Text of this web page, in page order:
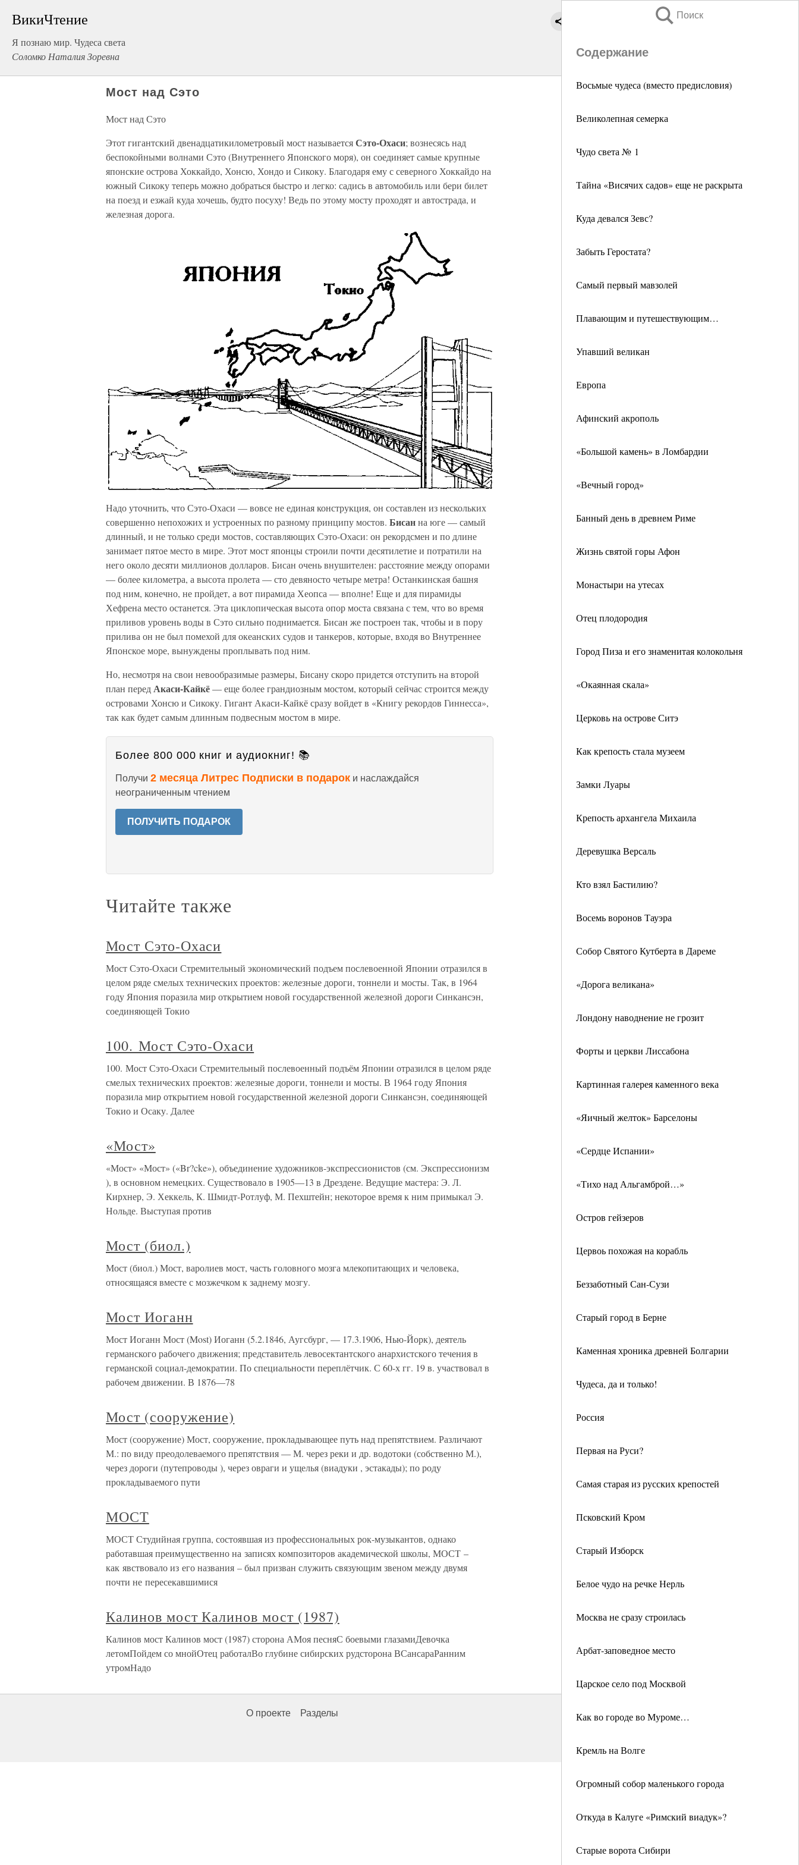
ВикиЧтение
Я познаю мир. Чудеса света
Соломко Наталия Зоревна
Поиск
Содержание
Восьмые чудеса (вместо предисловия)
Великолепная семерка
Чудо света № 1
Тайна «Висячих садов» еще не раскрыта
Куда девался Зевс?
Забыть Геростата?
Самый первый мавзолей
Плавающим и путешествующим…
Упавший великан
Европа
Афинский акрополь
«Большой камень» в Ломбардии
«Вечный город»
Банный день в древнем Риме
Жизнь святой горы Афон
Монастыри на утесах
Отец плодородия
Город Пиза и его знаменитая колокольня
«Окаянная скала»
Церковь на острове Ситэ
Как крепость стала музеем
Замки Луары
Крепость архангела Михаила
Деревушка Версаль
Кто взял Бастилию?
Восемь воронов Тауэра
Собор Святого Кутберта в Дареме
«Дорога великана»
Лондону наводнение не грозит
Форты и церкви Лиссабона
Картинная галерея каменного века
«Яичный желток» Барселоны
«Сердце Испании»
«Тихо над Альгамброй…»
Остров гейзеров
Цервоь похожая на корабль
Беззаботный Сан-Сузи
Старый город в Берне
Каменная хроника древней Болгарии
Чудеса, да и только!
Россия
Первая на Руси?
Самая старая из русских крепостей
Псковский Кром
Старый Изборск
Белое чудо на речке Нерль
Москва не сразу строилась
Арбат-заповедное место
Царское село под Москвой
Как во городе во Муроме…
Кремль на Волге
Огромный собор маленького города
Откуда в Калуге «Римский виадук»?
Старые ворота Сибири
Мост над Сэто
Мост над Сэто
Этот гигантский двенадцатикилометровый мост называетсяСэто-Охаси; вознесясь над
беспокойными волнами Сэто (Внутреннего Японского моря), он соединяет самые крупные
японские острова Хоккайдо, Хонсю, Хондо и Сикоку. Благодаря ему с северного Хоккайдо на
южный Сикоку теперь можно добраться быстро и легко: садись в автомобиль или бери билет
на поезд и езжай куда хочешь, будто посуху! Ведь по этому мосту проходят и автострада, и
железная дорога.
Надо уточнить, что Сэто-Охаси — вовсе не единая конструкция, он составлен из нескольких
совершенно непохожих и устроенных по разному принципу мостов. Бисанна юге — самый
длинный, и не только среди мостов, составляющих Сэто-Охаси: он рекордсмен и по длине
занимает пятое место в мире. Этот мост японцы строили почти десятилетие и потратили на
него около десяти миллионов долларов. Бисан очень внушителен: расстояние между опорами
— более километра, а высота пролета — сто девяносто четыре метра! Останкинская башня
под ним, конечно, не пройдет, а вот пирамида Хеопса — вполне! Еще и для пирамиды
Хефрена место останется. Эта циклопическая высота опор моста связана с тем, что во время
приливов уровень воды в Сэто сильно поднимается. Бисан же построен так, чтобы и в пору
прилива он не был помехой для океанских судов и танкеров, которые, входя во Внутреннее
Японское море, вынуждены проплывать под ним.
Но, несмотря на свои невообразимые размеры, Бисану скоро придется отступить на второй
план передАкаси-Кайкё— еще более грандиозным мостом, который сейчас строится между
островами Хонсю и Сикоку. Гигант Акаси-Кайкё сразу войдет в «Книгу рекордов Гиннесса»,
так как будет самым длинным подвесным мостом в мире.
Более 800 000 книг и аудиокниг! 📚
Получи 2 месяца Литрес Подписки в подарок и наслаждайся
неограниченным чтением
ПОЛУЧИТЬ ПОДАРОК
Читайте также
Мост Сэто-Охаси
Мост Сэто-Охаси Стремительный экономический подъем послевоенной Японии отразился в
целом ряде смелых технических проектов: железные дороги, тоннели и мосты. Так, в 1964
году Япония поразила мир открытием новой государственной железной дороги Синкансэн,
соединяющей Токио
100. Мост Сэто-Охаси
100. Мост Сэто-Охаси Стремительный послевоенный подъём Японии отразился в целом ряде
смелых технических проектов: железные дороги, тоннели и мосты. В 1964 году Япония
поразила мир открытием новой государственной железной дороги Синкансэн, соединяющей
Токио и Осаку. Далее
«Мост»
«Мост» «Мост» («Br?cke»), объединение художников-экспрессионистов (см. Экспрессионизм
), в основном немецких. Существовало в 1905—13 в Дрездене. Ведущие мастера: Э. Л.
Кирхнер, Э. Хеккель, К. Шмидт-Ротлуф, М. Пехштейн; некоторое время к ним примыкал Э.
Нольде. Выступая против
Мост (биол.)
Мост (биол.) Мост, варолиев мост, часть головного мозга млекопитающих и человека,
относящаяся вместе с мозжечком к заднему мозгу.
Мост Иоганн
Мост Иоганн Мост (Most) Иоганн (5.2.1846, Аугсбург, — 17.3.1906, Нью-Йорк), деятель
германского рабочего движения; представитель левосектантского анархистского течения в
германской социал-демократии. По специальности переплётчик. С 60-х гг. 19 в. участвовал в
рабочем движении. В 1876—78
Мост (сооружение)
Мост (сооружение) Мост, сооружение, прокладывающее путь над препятствием. Различают
М.: по виду преодолеваемого препятствия — М. через реки и др. водотоки (собственно М.),
через дороги (путепроводы ), через овраги и ущелья (виадуки , эстакады); по роду
прокладываемого пути
МОСТ
МОСТ Студийная группа, состоявшая из профессиональных рок-музыкантов, однако
работавшая преимущественно на записях композиторов академической школы, МОСТ –
как явствовало из его названия – был призван служить связующим звеном между двумя
почти не пересекавшимися
Калинов мост Калинов мост (1987)
Калинов мост Калинов мост (1987) сторона АМоя песняС боевыми глазамиДевочка
летомПойдем со мнойОтец работалВо глубине сибирских рудсторона ВСансараРанним
утромНадо
О проекте Разделы